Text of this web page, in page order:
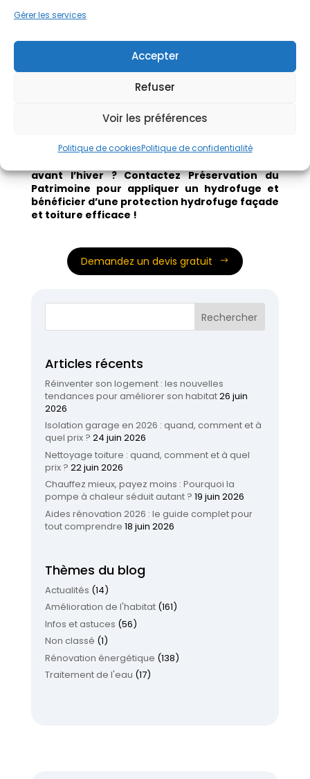
Gérer les services
Accepter
Refuser
Voir les préférences
Politique de cookiesPolitique de confidentialité
fréquentes.
Nous recommandons d’effectuer ce
séchage optimal
pulvériser un hydrofuge
avant l’hiver ? Contactez Préservation du
Patrimoine pour appliquer un hydrofuge et
bénéficier d’une protection hydrofuge façade
et toiture efficace !
Demandez un devis gratuit
Articles récents
Réinventer son logement : les nouvelles
tendances pour améliorer son habitat26 juin
2026
Isolation garage en 2026 : quand, comment et à
quel prix ? 24 juin 2026
Nettoyage toiture : quand, comment et à quel
prix ? 22 juin 2026
Chauffez mieux, payez moins : Pourquoi la
pompe à chaleur séduit autant ? 19 juin 2026
Aides rénovation 2026 : le guide complet pour
tout comprendre 18 juin 2026
Thèmes du blog
Actualités (14)
Amélioration de l'habitat(161)
Infos et astuces (56)
Non classé (1)
Rénovation énergétique (138)
Traitement de l'eau (17)